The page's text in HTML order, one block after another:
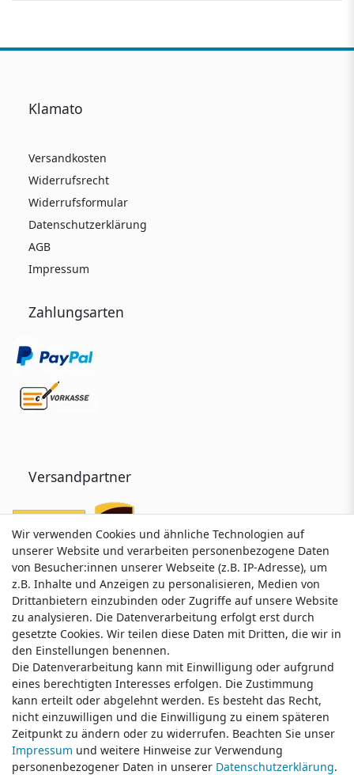
Klamato
Versandkosten
Widerrufsrecht
Widerrufsformular
Datenschutzerklärung
AGB
Impressum
Zahlungsarten
Versandpartner
Service & Kontakt
Wünschen Sie einen Rückruf?
service@klamato.de
Schreiben Sie uns:
Wir verwenden Cookies und ähnliche Technologien auf
unserer Website und verarbeiten personenbezogene Daten
von Besucher:innen unserer Webseite (z.B. IP-Adresse), um
z.B. Inhalte und Anzeigen zu personalisieren, Medien von
Drittanbietern einzubinden oder Zugriffe auf unsere Website
zu analysieren. Die Datenverarbeitung erfolgt erst durch
gesetzte Cookies. Wir teilen diese Daten mit Dritten, die wir in
den Einstellungen benennen.
Die Datenverarbeitung kann mit Einwilligung oder aufgrund
eines berechtigten Interesses erfolgen. Die Zustimmung
kann erteilt oder abgelehnt werden. Es besteht das Recht,
nicht einzuwilligen und die Einwilligung zu einem späteren
Zeitpunkt zu ändern oder zu widerrufen. Beachten Sie unser
Impressum und weitere Hinweise zur Verwendung
personenbezogener Daten in unserer Daten­schutz­erklärung.
Wir verwenden Cookies und ähnliche Technologien auf
unserer Website und verarbeiten personenbezogene Daten
von Besucher:innen unserer Webseite (z.B. IP-Adresse), um
z.B. Inhalte und Anzeigen zu personalisieren, Medien von
Drittanbietern einzubinden oder Zugriffe auf unsere Website
zu analysieren. Die Datenverarbeitung erfolgt erst durch
gesetzte Cookies. Wir teilen diese Daten mit Dritten, die wir in
den Einstellungen benennen.
Die Datenverarbeitung kann mit Einwilligung oder aufgrund
eines berechtigten Interesses erfolgen. Die Zustimmung
kann erteilt oder abgelehnt werden. Es besteht das Recht,
nicht einzuwilligen und die Einwilligung zu einem späteren
Zeitpunkt zu ändern oder zu widerrufen. Beachten Sie unser
Impressum und weitere Hinweise zur Verwendung
personenbezogener Daten in unserer Daten­schutz­erklärung.